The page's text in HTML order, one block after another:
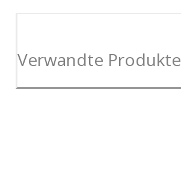
Verwandte Produkte